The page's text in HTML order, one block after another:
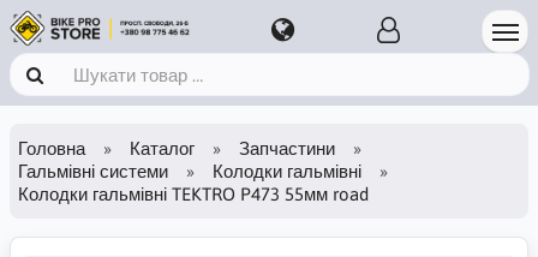
Головна Каталог
Запчастини
Гальмівні системи
Колодки гальмівні
Колодки гальмівні TEKTRO P473 55мм road